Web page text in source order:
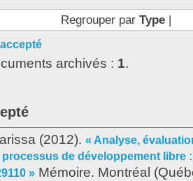
Regrouper par Type|
archivés : 1.
(2012). « Analyse,
de développement libre
» Mémoire. Montréal